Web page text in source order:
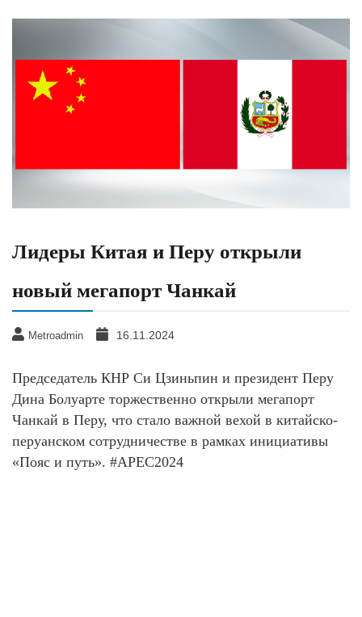
Лидеры Китая и Перу открыли
новый мегапорт Чанкай
Metroadmin 16.11.2024
Председатель КНР Си Цзиньпин и президент Перу
Дина Болуарте торжественно открыли мегапорт
Чанкай в Перу, что стало важной вехой в китайско-
перуанском сотрудничестве в рамках инициативы
«Пояс и путь». #APEC2024